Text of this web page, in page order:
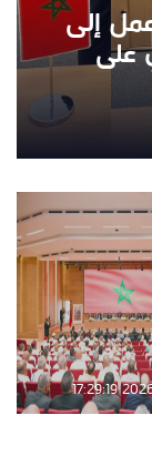
إلى
على
2026-